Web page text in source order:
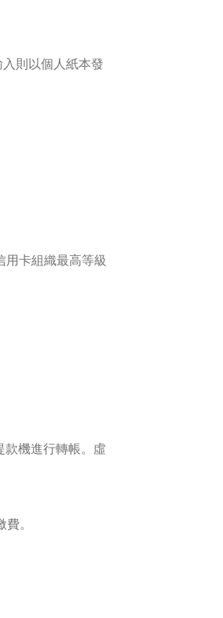
則以個人紙本發
用卡組織最高等級
款機進行轉帳。虛
費。